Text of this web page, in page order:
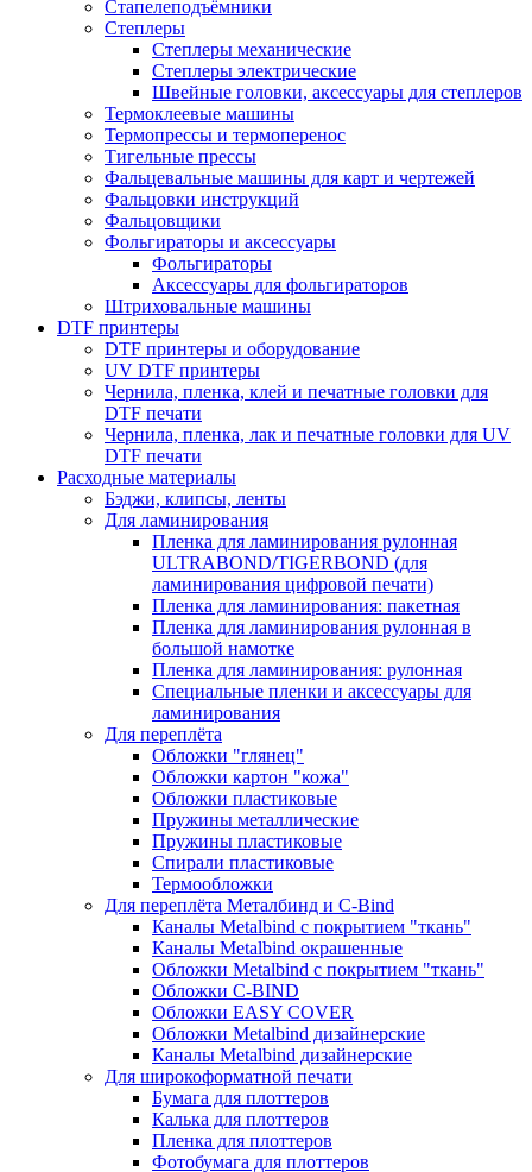
Стапелеподъёмники
Степлеры
Степлеры механические
Степлеры электрические
Швейные головки, аксессуары для степлеров
Термоклеевые машины
Термопрессы и термоперенос
Тигельные прессы
Фальцевальные машины для карт и чертежей
Фальцовки инструкций
Фальцовщики
Фольгираторы и аксессуары
Фольгираторы
Аксессуары для фольгираторов
Штриховальные машины
DTF принтеры
DTF принтеры и оборудование
UV DTF принтеры
Чернила, пленка, клей и печатные головки для
DTF печати
Чернила, пленка, лак и печатные головки для UV
DTF печати
Расходные материалы
Бэджи, клипсы, ленты
Для ламинирования
Пленка для ламинирования рулонная
ULTRABOND/TIGERBOND (для
ламинирования цифровой печати)
Пленка для ламинирования: пакетная
Пленка для ламинирования рулонная в
большой намотке
Пленка для ламинирования: рулонная
Специальные пленки и аксессуары для
ламинирования
Для переплёта
Обложки "глянец"
Обложки картон "кожа"
Обложки пластиковые
Пружины металлические
Пружины пластиковые
Спирали пластиковые
Термообложки
Для переплёта Металбинд и C-Bind
Каналы Metalbind с покрытием "ткань"
Каналы Metalbind окрашенные
Обложки Metalbind с покрытием "ткань"
Обложки C-BIND
Обложки EASY COVER
Обложки Metalbind дизайнерские
Каналы Metalbind дизайнерские
Для широкоформатной печати
Бумага для плоттеров
Калька для плоттеров
Пленка для плоттеров
Фотобумага для плоттеров